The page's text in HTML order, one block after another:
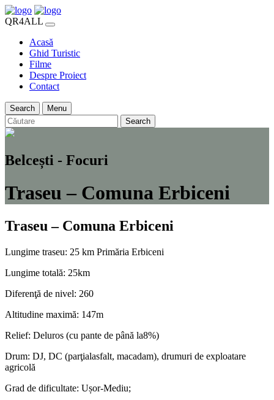
QR4ALL
Acasă
Ghid Turistic
Filme
Despre Proiect
Contact
Search
Menu
Search
Belcești - Focuri
Traseu – Comuna Erbiceni
Traseu – Comuna Erbiceni
Lungime traseu: 25 km Primăria Erbiceni
Lungime totală: 25km
Diferenţă de nivel: 260
Altitudine maximă: 147m
Relief: Deluros (cu pante de până la8%)
Drum: DJ, DC (parţialasfalt, macadam), drumuri de exploatare
agricolă
Grad de dificultate: Ușor-Mediu;